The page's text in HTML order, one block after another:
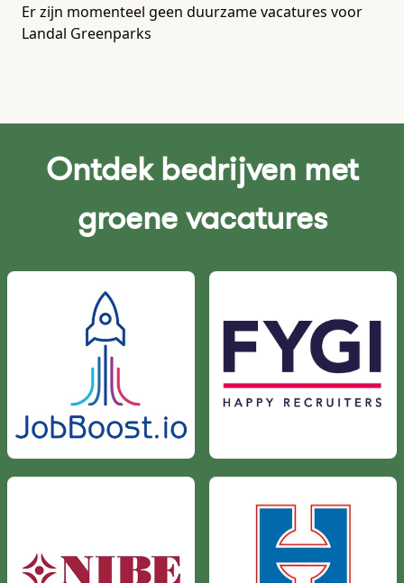
Er zijn momenteel geen duurzame vacatures voor
Landal Greenparks
Ontdek bedrijven met
groene vacatures